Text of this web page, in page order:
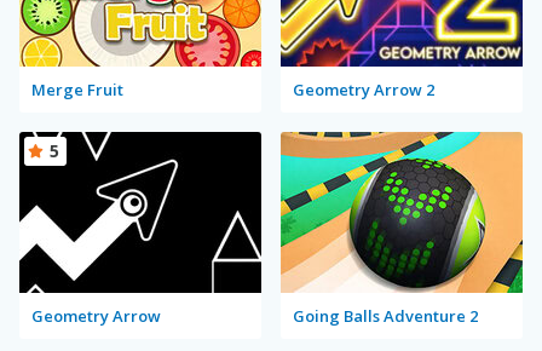
Merge Fruit Geometry Arrow 2
Geometry Arrow
5
Going Balls Adventure 2